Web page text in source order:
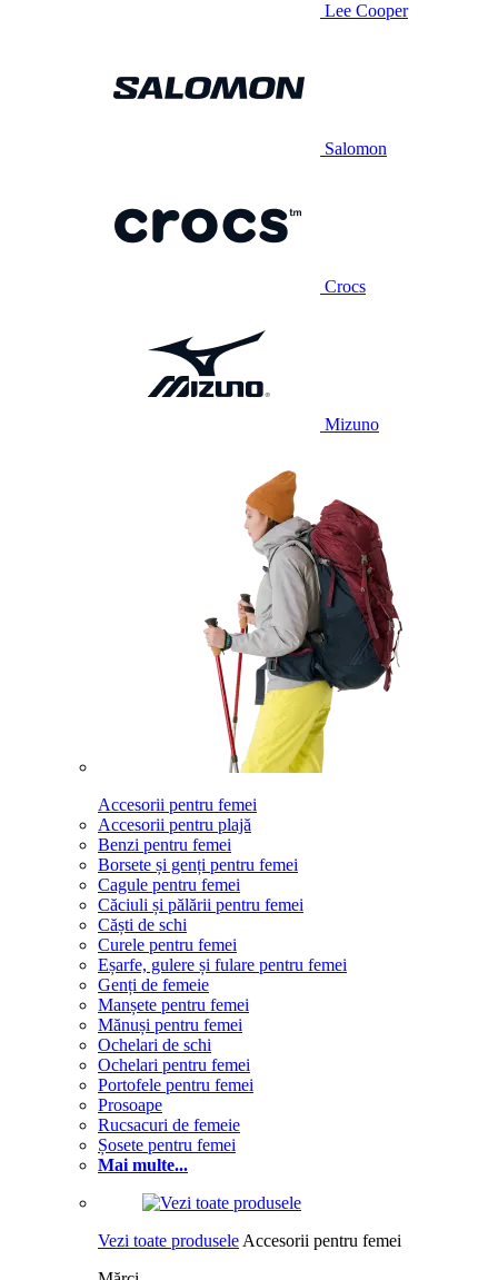
Lee Cooper
Salomon
Crocs
Mizuno
Accesorii pentru femei
Accesorii pentru plajă
Benzi pentru femei
Borsete și genți pentru femei
Cagule pentru femei
Căciuli și pălării pentru femei
Căști de schi
Curele pentru femei
Eșarfe, gulere și fulare pentru femei
Genți de femeie
Manșete pentru femei
Mănuși pentru femei
Ochelari de schi
Ochelari pentru femei
Portofele pentru femei
Prosoape
Rucsacuri de femeie
Șosete pentru femei
Mai multe...
Vezi toate produsele Accesorii pentru femei